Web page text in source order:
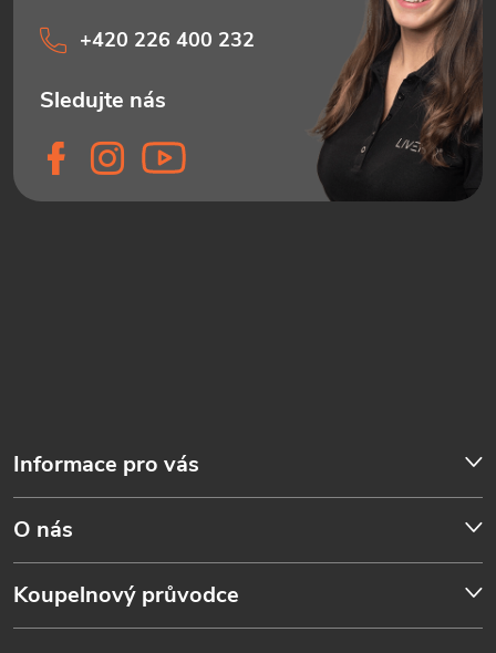
Informace pro vás
O nás
Koupelnový průvodce
+420 226 400 232